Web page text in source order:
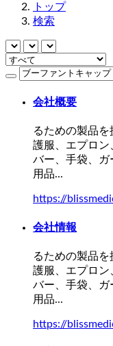
トップ
検索
会社概要
るための製品
護服、エプロン
バー、手袋、ガ
用品...
https://
会社情報
るための製品
護服、エプロン
バー、手袋、ガ
用品...
https://